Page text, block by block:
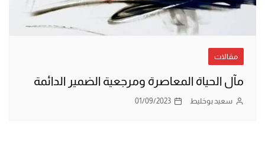
مقالات
مآل الحياة المعاصرة ومرجعية الضمير الدائمة
سعيد بوخليط 01/09/2023